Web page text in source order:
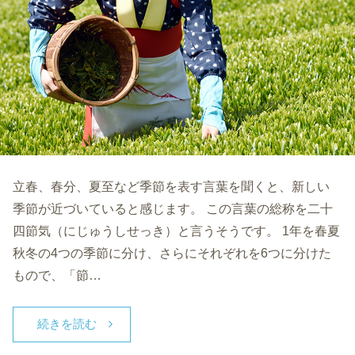
立春、春分、夏至など季節を表す言葉を聞くと、新しい
季節が近づいていると感じます。 この言葉の総称を二十
四節気（にじゅうしせっき）と言うそうです。 1年を春夏
秋冬の4つの季節に分け、さらにそれぞれを6つに分けた
もので、「節…
続きを読む